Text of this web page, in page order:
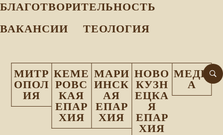
БЛАГОТВОРИТЕЛЬНОСТЬ
ВАКАНСИИ
ТЕОЛОГИЯ
МИТР
ОПОЛ
ИЯ
КЕМЕ
РОВС
КАЯ
ЕПАР
ХИЯ
МАРИ
ИНСК
АЯ
ЕПАР
ХИЯ
НОВО
КУЗН
ЕЦКА
Я
ЕПАР
ХИЯ
МЕДИ
А